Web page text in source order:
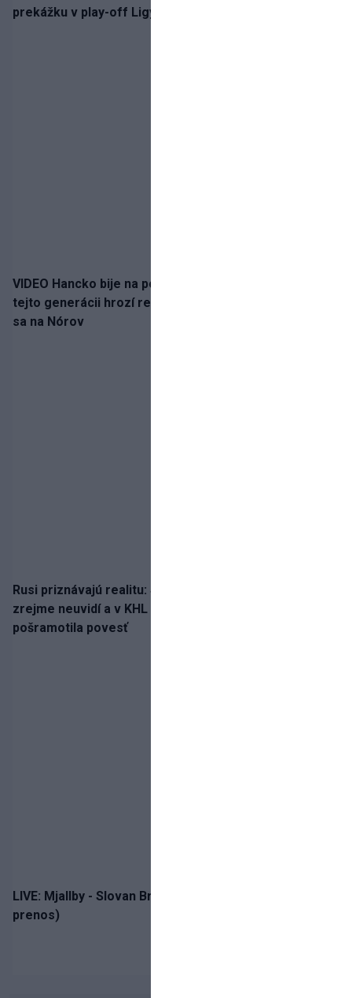
prekážku v play-off Ligy majstrov
VIDEO Hancko bije na poplach! Zaspali sme dobu, po
tejto generácii hrozí reprezentačné prázdno. Pozrime
sa na Nórov
Rusi priznávajú realitu: Spartak milióny od Ružičku
zrejme neuvidí a v KHL si už nezahrá. Liga si
pošramotila povesť
LIVE: Mjallby - Slovan Bratislava / Liga majstrov (online
prenos)